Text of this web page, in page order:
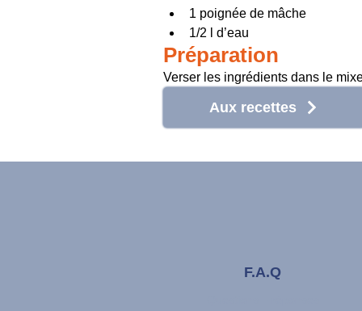
1 poignée de mâche
1/2 l d’eau
Préparation
Verser les ingrédients dans le
Aux recettes
F.A.Q